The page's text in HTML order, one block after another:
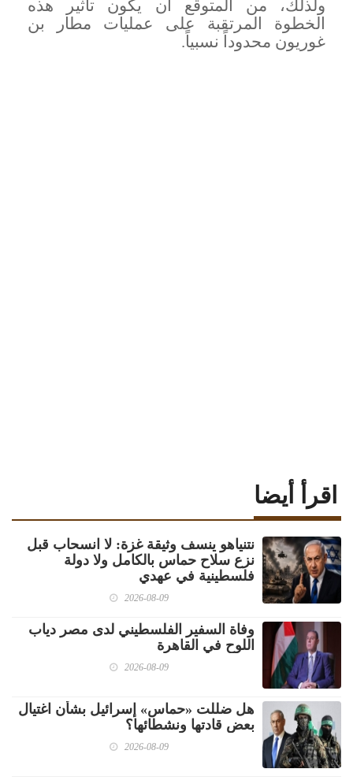
ولذلك، من المتوقع أن يكون تأثير هذه
الخطوة المرتقبة على عمليات مطار بن
غوريون محدوداً نسبياً.
اقرأ أيضا
نتنياهو ينسف وثيقة غزة: لا انسحاب قبل
نزع سلاح حماس بالكامل ولا دولة
فلسطينية في عهدي
2026-08-09
وفاة السفير الفلسطيني لدى مصر دياب
اللوح في القاهرة
2026-08-09
هل ضللت «حماس» إسرائيل بشأن اغتيال
بعض قادتها ونشطائها؟
2026-08-09